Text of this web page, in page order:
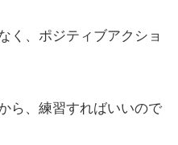
く、ポジティブアクショ
ら、練習すればいいので